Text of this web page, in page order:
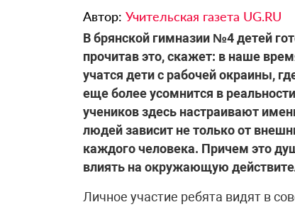
Автор: Учительская газета UG.RU
В брянской гимназии №4 детей
прочитав это, скажет: в наше
учатся дети с рабочей окраины,
еще более усомнится в
учеников здесь настраивают
людей зависит не только от
каждого человека. Причем это
влиять на окружающую
Личное участие ребята видят в